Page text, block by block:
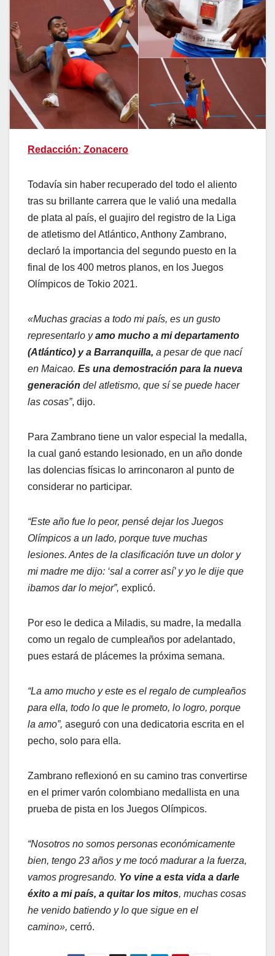
Redacción: Zonacero
Todavía sin haber recuperado del todo el aliento
tras su brillante carrera que le valió una medalla
de plata al país, el guajiro del registro de la Liga
de atletismo del Atlántico, Anthony Zambrano,
declaró la importancia del segundo puesto en la
final de los 400 metros planos, en los Juegos
Olímpicos de Tokio 2021.
«Muchas gracias a todo mi país, es un gusto
representarlo yamo mucho a mi departamento
(Atlántico) y a Barranquilla, a pesar de que nací
en Maicao. Es una demostración para la nueva
generación del atletismo, que sí se puede hacer
las cosas”, dijo.
Para Zambrano tiene un valor especial la medalla,
la cual ganó estando lesionado, en un año donde
las dolencias físicas lo arrinconaron al punto de
considerar no participar.
“Este año fue lo peor, pensé dejar los Juegos
Olímpicos a un lado, porque tuve muchas
lesiones. Antes de la clasificación tuve un dolor y
mi madre me dijo: ‘sal a correr así’ y yo le dije que
ibamos dar lo mejor”, explicó.
Por eso le dedica a Miladis, su madre, la medalla
como un regalo de cumpleaños por adelantado,
pues estará de plácemes la próxima semana.
“La amo mucho y este es el regalo de cumpleaños
para ella, todo lo que le prometo, lo logro, porque
la amo”, aseguró con una dedicatoria escrita en el
pecho, solo para ella.
Zambrano reflexionó en su camino tras convertirse
en el primer varón colombiano medallista en una
prueba de pista en los Juegos Olímpicos.
“Nosotros no somos personas económicamente
bien, tengo 23 años y me tocó madurar a la fuerza,
vamos progresando. Yo vine a esta vida a darle
éxito a mi país, a quitar los mitos, muchas cosas
he venido batiendo y lo que sigue en el
camino», cerró.